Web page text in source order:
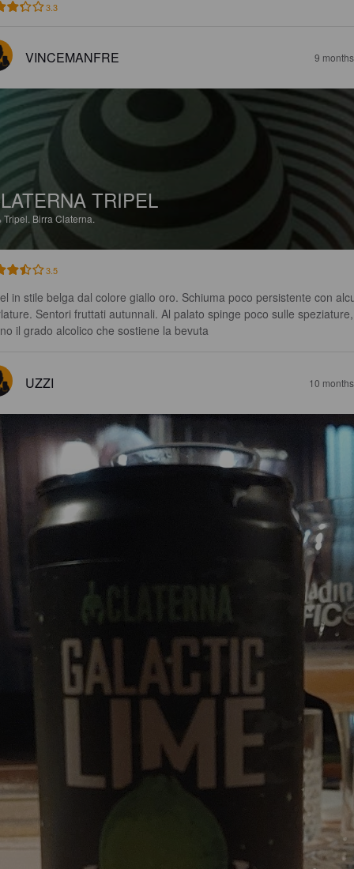
3.3
VINCEMANFRE 9
TRIPEL
Tripel. Birra Claterna.
3.5
in stile belga dal colore giallo oro. Schiuma poco persistente con
Sentori fruttati autunnali. Al palato spinge poco sulle
il grado alcolico che sostiene la bevuta
UZZI 10